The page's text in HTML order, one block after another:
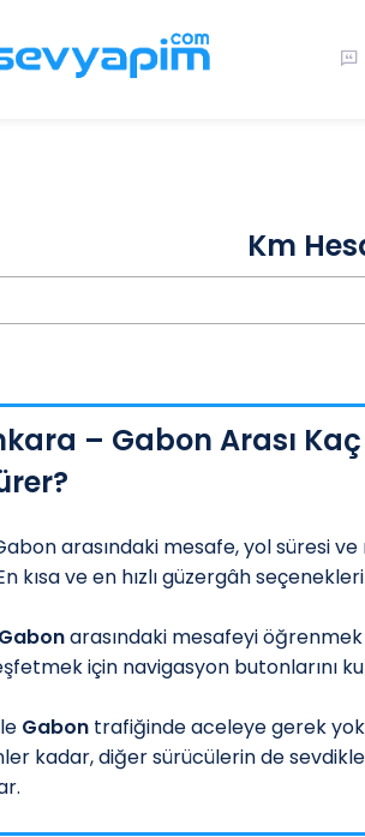
Km
– Gabon Arası
arasındaki mesafe, yol süresi
kısa ve en hızlı güzergâh
Gabonarasındaki mesafeyi
için navigasyon butonlarını
Gabon trafiğinde aceleye gerek
kadar, diğer sürücülerin de